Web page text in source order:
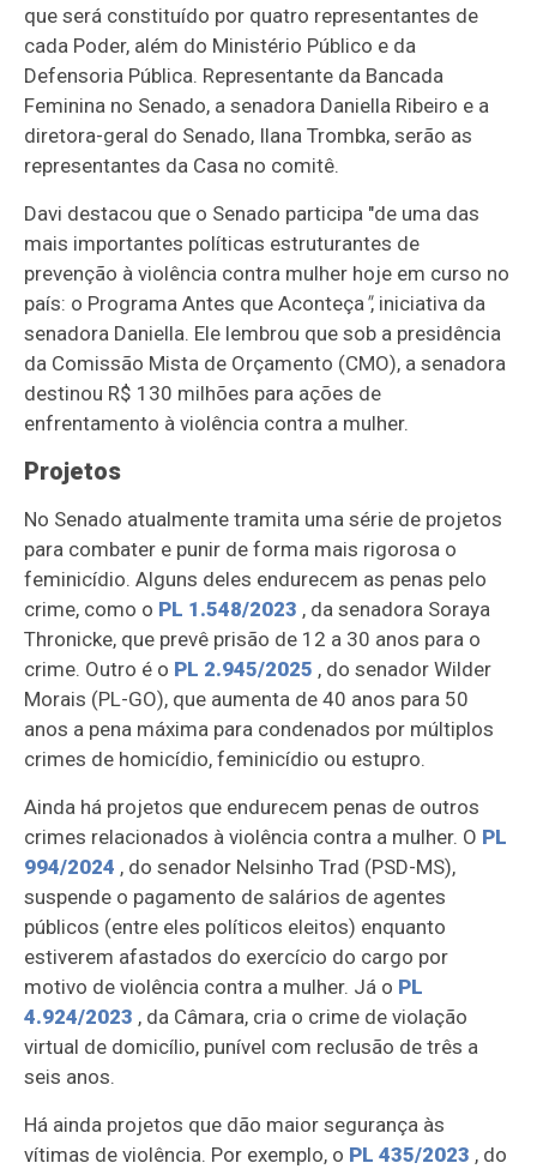
que será constituído por quatro representantes de
cada Poder, além do Ministério Público e da
Defensoria Pública. Representante da Bancada
Feminina no Senado, a senadora Daniella Ribeiro e a
diretora-geral do Senado, Ilana Trombka, serão as
representantes da Casa no comitê.
Davi destacou que o Senado participa "de uma das
mais importantes políticas estruturantes de
prevenção à violência contra mulher hoje em curso no
país: o Programa Antes que Aconteça", iniciativa da
senadora Daniella. Ele lembrou que sob a presidência
da Comissão Mista de Orçamento (CMO), a senadora
destinou R$ 130 milhões para ações de
enfrentamento à violência contra a mulher.
Projetos
No Senado atualmente tramita uma série de projetos
para combater e punir de forma mais rigorosa o
feminicídio. Alguns deles endurecem as penas pelo
crime, como o PL 1.548/2023 , da senadora Soraya
Thronicke, que prevê prisão de 12 a 30 anos para o
crime. Outro é o PL 2.945/2025 , do senador Wilder
Morais (PL-GO), que aumenta de 40 anos para 50
anos a pena máxima para condenados por múltiplos
crimes de homicídio, feminicídio ou estupro.
Ainda há projetos que endurecem penas de outros
crimes relacionados à violência contra a mulher. O PL
994/2024 , do senador Nelsinho Trad (PSD-MS),
suspende o pagamento de salários de agentes
públicos (entre eles políticos eleitos) enquanto
estiverem afastados do exercício do cargo por
motivo de violência contra a mulher. Já o PL
4.924/2023 , da Câmara, cria o crime de violação
virtual de domicílio, punível com reclusão de três a
seis anos.
Há ainda projetos que dão maior segurança às
vítimas de violência. Por exemplo, o PL 435/2023 , do